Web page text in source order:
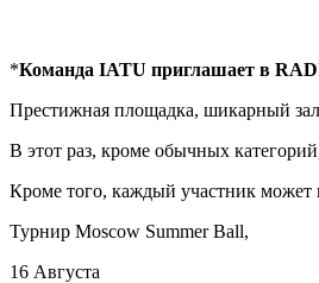
*Команда IATU приглашает в
Престижная площадка, шикарный
В этот раз, кроме обычных
Кроме того, каждый участник может
Турнир Moscow Summer Ball,
16 Августа